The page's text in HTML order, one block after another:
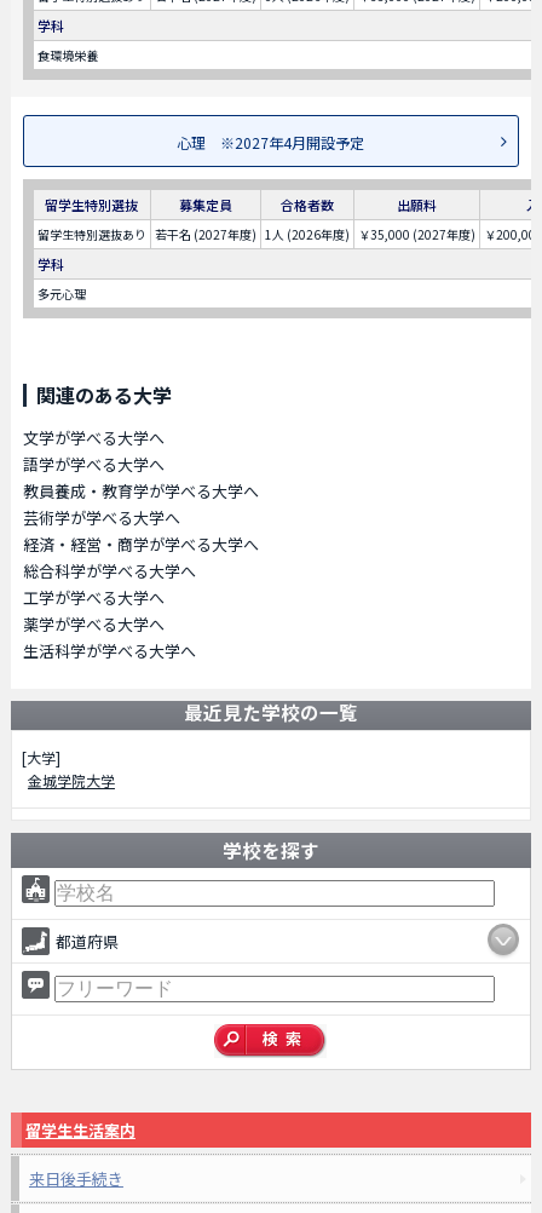
学科
食環境栄養
心理 ※2027年4月開設予定
留学生特別選抜 募集定員 合格者数 出願料
留学生特別選抜あり 若干名 (2027年度) 1人 (2026年度) ￥35,000 (2027年度) ￥
学科
多元心理
関連のある大学
文学が学べる大学へ
語学が学べる大学へ
教員養成・教育学が学べる大学へ
芸術学が学べる大学へ
経済・経営・商学が学べる大学へ
総合科学が学べる大学へ
工学が学べる大学へ
薬学が学べる大学へ
生活科学が学べる大学へ
最近見た学校の一覧
[大学]
金城学院大学
学校を探す
都道府県
留学生生活案内
来日後手続き